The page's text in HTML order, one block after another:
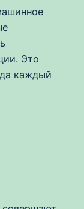
Это
каждый